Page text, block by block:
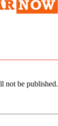
not be published.